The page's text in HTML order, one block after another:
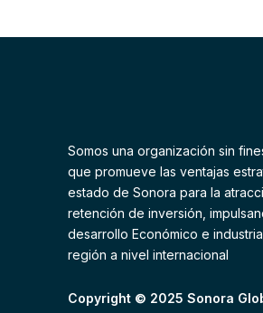
Somos una organización sin
que promueve las ventajas
estado de Sonora para la
retención de inversión,
desarrollo Económico e
región a nivel internacional
Copyright © 2025 Sonora